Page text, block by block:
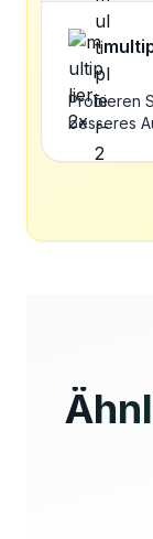
Probieren
besseres